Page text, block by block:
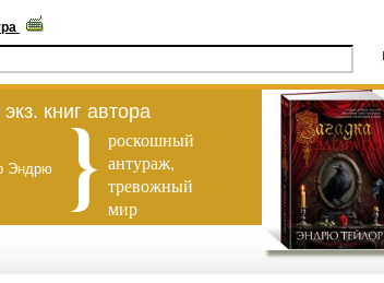
книг автора
Эндрю
роскошный
антураж,
тревожный
мир